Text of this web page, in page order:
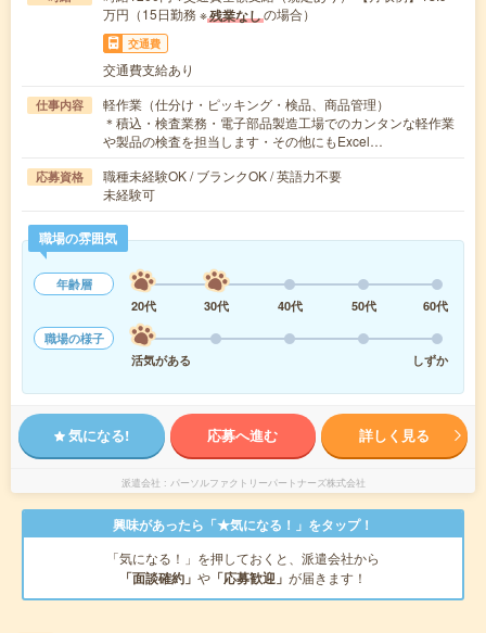
万円（15日勤務 ※残業なしの場合）
交通費
交通費支給あり
仕事内容
軽作業（仕分け・ピッキング・検品、商品管理）
＊積込・検査業務・電子部品製造工場でのカンタンな軽作業
や製品の検査を担当します・その他にもExcel…
応募資格
職種未経験OK / ブランクOK / 英語力不要
未経験可
職場の雰囲気
年齢層
20代
30代 40代 50代
60代
職場の様子
活気がある
しずか
気になる! 応募へ進む 詳しく見る
派遣会社 パーソルファクトリーパートナーズ株式会社
興味があったら「★気になる！」をタップ！
「気になる！」を押しておくと、派遣会社から
「面談確約」 や 「応募歓迎」 が届きます！